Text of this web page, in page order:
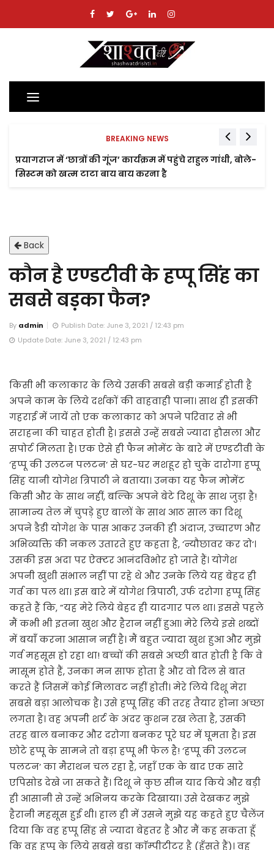
Toggle
navigation
BREAKING NEWS
प्रयागराज में ‘छात्रों की गूंज’ कार्यक्रम में पहुंचे राहुल गांधी, बोले-
सिस्टम को खत्म टाटा बाय बाय करना है
Back
कौन है एण्डटीवी के हप्पू सिंह का
सबसे बड़का फैन?
By admin
Publish Date: June 3, 2021 / 12:43 pm
Update Date: June 3, 2021 / 12:43 pm
किसी भी कलाकार के लिये उसकी सबसे बड़ी कमाई होती है
अपने काम के लिये दर्शकों की वाहवाही पाना। साथ ही इसकी
गहराई में जायें तो एक कलाकार को अपने परिवार से भी
सराहना की चाहत होती है। इससे उन्हें सबसे ज्यादा हौसला और
सपोर्ट मिलता है। एक ऐसे ही फैन मोमेंट के बारे में एण्डटीवी के
‘हप्पू की उलटन पलटन‘ से घर-घर मशहूर हो चुके दारोगा हप्पू
सिंह यानी योगेश त्रिपाठी ने बताया। उनका यह फैन मोमेंट
किसी और के साथ नहीं, बल्कि अपने बेटे दिशू के साथ जुड़ा है!
सामान्य तेल में चुपड़े हुए बालों के साथ आठ साल का दिशू
अपने डैडी योगेश के पास आकर उनकी ही अंदाज, उच्चारण और
अभिव्यक्ति की नकल उतारते हुए कहता है, ‘न्यौछावर कर दो‘।
उसकी इस अदा पर ऐक्टर आनंदविभोर हो जाते हैं। योगेश
अपनी खुशी संभाल नहीं पा रहे थे और उनके लिये यह बेहद ही
गर्व का पल था। इस बारे में योगेश त्रिपाठी, उर्फ दरोगा हप्पू सिंह
कहते हैं कि, ”यह मेरे लिये बेहद ही यादगार पल था। इससे पहले
मैं कभी भी इतना खुश और हैरान नहीं हुआ। मेरे लिये इसे शब्दों
में बयाँं करना आसान नहीं है। मैं बहुत ज्यादा खुश हुआ और मुझे
गर्व महसूस हो रहा था! बच्चों की सबसे अच्छी बात होती है कि वे
मासूम होते हैं, उनका मन साफ होता है और वो दिल से बात
करते हैं जिसमें कोई मिलावट नहीं होती। मेरे लिये दिशू मेरा
सबसे बड़ा आलोचक है। उसे हप्पू सिंह की तरह तैयार होना अच्छा
लगता है। वह अपनी शर्ट के अंदर कुशन रख लेता है, उसकी
तरह बाल बनाकर और दरोगा बनकर पूरे घर में घूमता है। इस
छोटे हप्पू के सामने तो बड़ा हप्पू भी फेल है! ‘हप्पू की उलटन
पलटन‘ का मैराथन चल रहा है, जहाँ एक के बाद एक सारे
एपिसोड देखे जा सकते हैं। दिशू ने कुछ सीन याद किये और बड़ी
ही आसानी से उन्हें अभिनय करके दिखाया। उसे देखकर मुझे
हैरानी महसूस हुई थी। हाल ही में उसने मुझे यह कहते हुए चैलेंज
दिया कि वह हप्पू सिंह से ज्यादा बेहतर है और मैं कह सकता हूँ
कि वह हप्पू के लिये सबसे बड़ा काॅम्पीटीटर है (हँसते हैं)। वह